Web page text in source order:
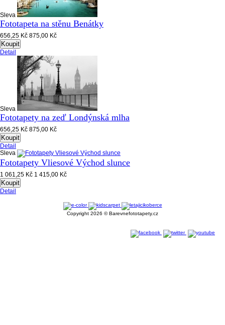
Sleva
Fototapeta na stěnu Benátky
656,25 Kč 875,00 Kč
Koupit
Detail
Sleva
Fototapety na zeď Londýnská mlha
656,25 Kč 875,00 Kč
Koupit
Detail
Sleva
Fototapety Vliesové Východ slunce
1 061,25 Kč 1 415,00 Kč
Koupit
Detail
Copyright 2026 © Barevnefototapety.cz